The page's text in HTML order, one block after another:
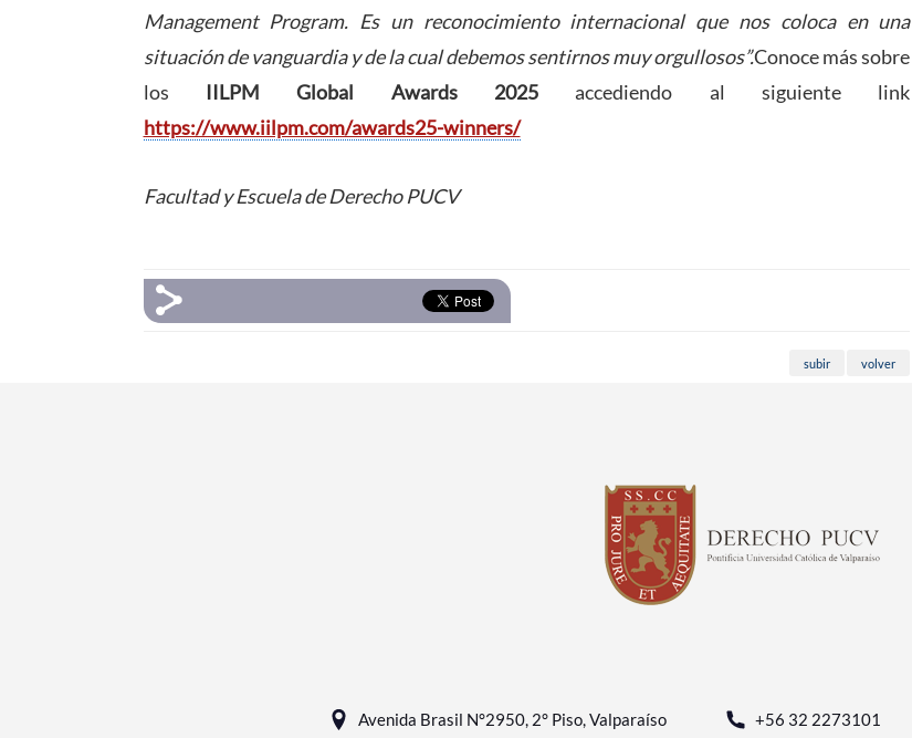
Management Program. Es un reconocimiento internacional que nos coloca en una
situación de vanguardia y de la cual debemos sentirnos muy orgullosos”.Conoce más sobre
los IILPM Global Awards 2025accediendo al siguiente link
https://www.iilpm.com/awards25-winners/
Facultad y Escuela de Derecho PUCV
subir volver
Avenida Brasil N°2950, 2° Piso, Valparaíso +56 32 2273101